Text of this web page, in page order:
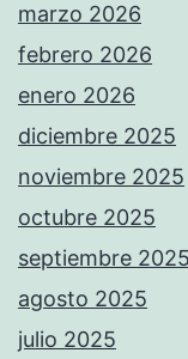
marzo 2026
febrero 2026
enero 2026
diciembre 2025
noviembre 2025
octubre 2025
septiembre 2025
agosto 2025
julio 2025